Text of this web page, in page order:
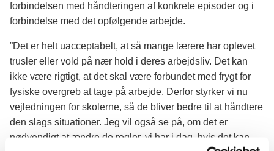
forbindelsen med håndteringen af konkrete episoder og i
forbindelse med det opfølgende arbejde.
”Det er helt uacceptabelt, at så mange lærere har oplevet
trusler eller vold på nær hold i deres arbejdsliv. Det kan
ikke være rigtigt, at det skal være forbundet med frygt for
fysiske overgreb at tage på arbejde. Derfor styrker vi nu
vejledningen for skolerne, så de bliver bedre til at håndtere
den slags situationer. Jeg vil også se på, om det er
nødvendigt at ændre de regler, vi har i dag, hvis det kan